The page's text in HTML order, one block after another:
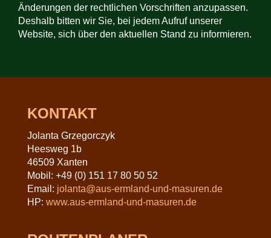
Änderungen der rechtlichen Vorschriften anzupassen.
Deshalb bitten wir Sie, bei jedem Aufruf unserer
Website, sich über den aktuellen Stand zu informieren.
KONTAKT
Jolanta Grzegorczyk
Heesweg 1b
46509 Xanten
Mobil: +49 (0) 151 17 80 50 52
Email: jolanta@aus-ermland-und-masuren.de
HP: www.aus-ermland-und-masuren.de